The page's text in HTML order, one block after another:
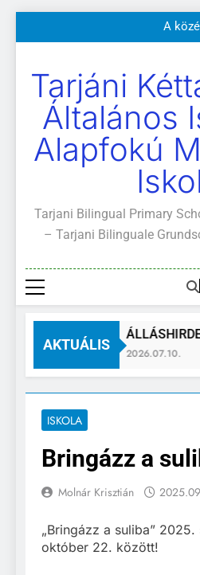
a
Szülői értekezletek
A
Kötelező és
Szülői értekezletek
A
Kötelező és
Tarjáni
Általános
Alapfokú
Tarjani Bilingual Primary
– Tarjani Bilinguale
AKTUÁLIS
2026.07.10.
ISKOLA
Bringázz a
Molnár Krisztián
„Bringázz a suliba”
október 22. között!